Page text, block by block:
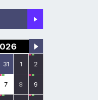
31 1 2
7 8 9